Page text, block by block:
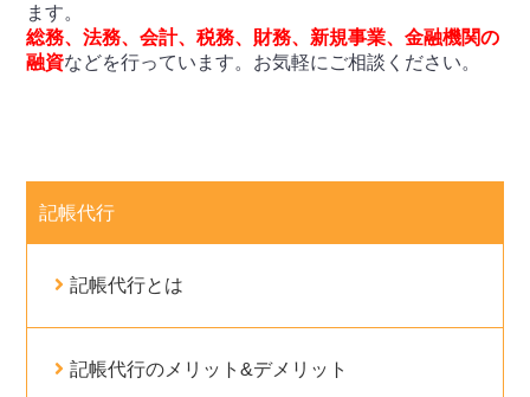
ます。
総務、法務、会計、税務、財務、新規事業、金融機関の
融資などを行っています。お気軽にご相談ください。
記帳代行
記帳代行とは
記帳代行のメリット&デメリット